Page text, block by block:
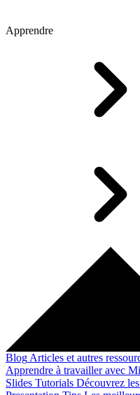
Apprendre
Blog Articles et autres
Apprendre à travailler avec
Slides Tutorials Découvrez